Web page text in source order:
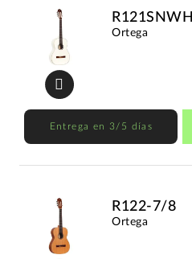
R121SNWH
Ortega
Entrega en 3/5 días
R122-7/8
Ortega